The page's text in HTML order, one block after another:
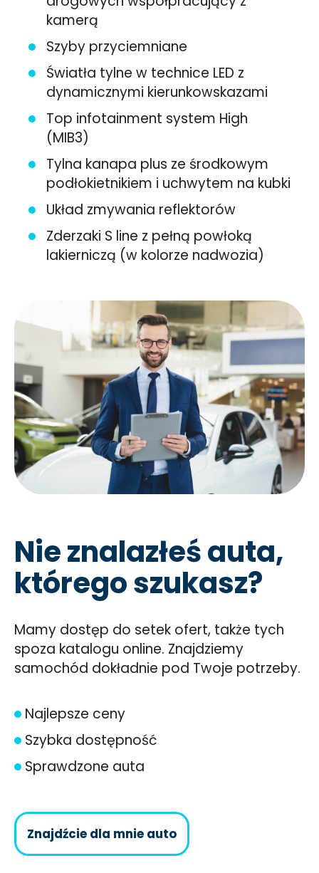
kamerą
Szyby przyciemniane
Światła tylne w technice LED z
dynamicznymi kierunkowskazami
Top infotainment system High
(MIB3)
Tylna kanapa plus ze środkowym
podłokietnikiem i uchwytem na kubki
Układ zmywania reflektorów
Zderzaki S line z pełną powłoką
lakierniczą (w kolorze nadwozia)
Nie znalazłeś auta,
którego szukasz?
Mamy dostęp do setek ofert, także tych
spoza katalogu online. Znajdziemy
samochód dokładnie pod Twoje potrzeby.
Najlepsze ceny
Szybka dostępność
Sprawdzone auta
Znajdźcie dla mnie auto